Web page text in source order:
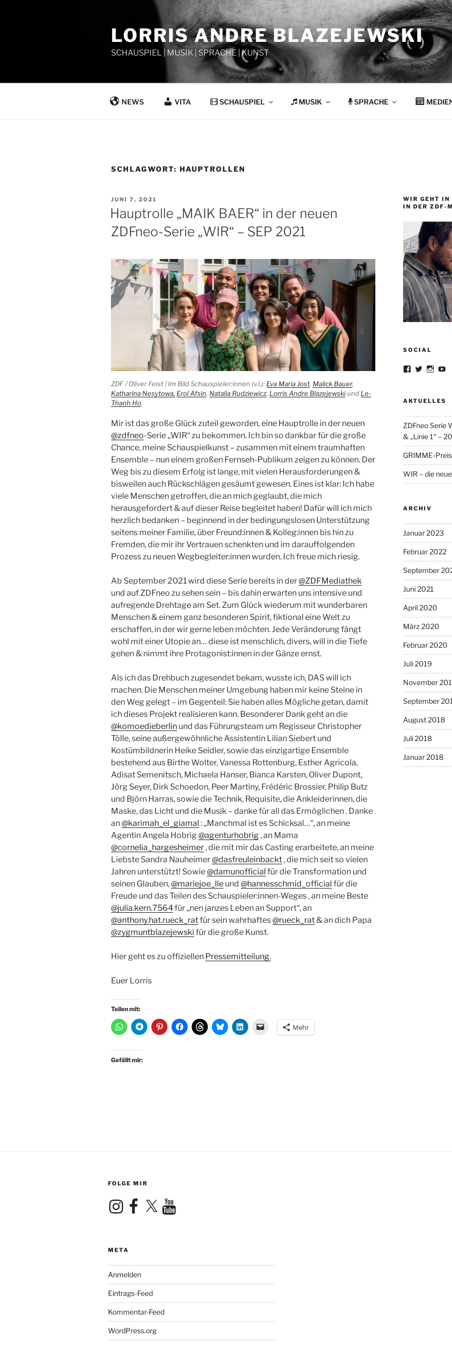
LORRIS ANDRE BLAZEJEWSKI
SCHAUSPIEL | MUSIK | SPRACHE | KUNST
NEWS VITA SCHAUSPIEL MUSIK SPRACHE
SCHLAGWORT: HAUPTROLLEN
VERÖFFENTLICHT
AM
JUNI 7, 2021
Hauptrolle „MAIK BAER“ in der neuen
ZDFneo-Serie „WIR“ – SEP 2021
ZDF / Oliver Feist | Im Bild Schauspieler:innen (v.l.): Eva Maria Jost, Malick Bauer,
Katharina Nesytowa, Erol Afsin, Natalia Rudziewicz, Lorris Andre Blazejewskiund Le-
Thanh Ho.
Mir ist das große Glück zuteil geworden, eine Hauptrolle in der neuen
@zdfneo-Serie „WIR“ zu bekommen. Ich bin so dankbar für die große
Chance, meine Schauspielkunst – zusammen mit einem traumhaften
Ensemble – nun einem großen Fernseh-Publikum zeigen zu können. Der
Weg bis zu diesem Erfolg ist lange, mit vielen Herausforderungen &
bisweilen auch Rückschlägen gesäumt gewesen. Eines ist klar: Ich habe
viele Menschen getroffen, die an mich geglaubt, die mich
herausgefordert & auf dieser Reise begleitet haben! Dafür will ich mich
herzlich bedanken – beginnend in der bedingungslosen Unterstützung
seitens meiner Familie, über Freund:innen & Kolleg:innen bis hin zu
Fremden, die mir ihr Vertrauen schenkten und im darauffolgenden
Prozess zu neuen Wegbegleiter:innen wurden. Ich freue mich riesig.
Ab September 2021 wird diese Serie bereits in der@ZDFMediathek
und auf ZDFneo zu sehen sein – bis dahin erwarten uns intensive und
aufregende Drehtage am Set. Zum Glück wiederum mit wunderbaren
Menschen & einem ganz besonderen Spirit, fiktional eine Welt zu
erschaffen, in der wir gerne leben möchten. Jede Veränderung fängt
wohl mit einer Utopie an… diese ist menschlich, divers, will in die Tiefe
gehen & nimmt ihre Protagonist:innen in der Gänze ernst.
Als ich das Drehbuch zugesendet bekam, wusste ich, DAS will ich
machen. Die Menschen meiner Umgebung haben mir keine Steine in
den Weg gelegt – im Gegenteil: Sie haben alles Mögliche getan, damit
ich dieses Projekt realisieren kann. Besonderer Dank geht an die
@komoedieberlin und das Führungsteam um Regisseur Christopher
Tölle, seine außergewöhnliche Assistentin Lilian Siebert und
Kostümbildnerin Heike Seidler, sowie das einzigartige Ensemble
bestehend aus Birthe Wolter, Vanessa Rottenburg, Esther Agricola,
Adisat Semenitsch, Michaela Hanser, Bianca Karsten, Oliver Dupont,
Jörg Seyer, Dirk Schoedon, Peer Martiny, Frédéric Brossier, Philip Butz
und Björn Harras, sowie die Technik, Requisite, die Ankleiderinnen, die
Maske, das Licht und die Musik – danke für all das Ermöglichen . Danke
an@karimah_el_giamal : „Manchmal ist es Schicksal…“, an meine
Agentin Angela Hobrig @agenturhobrig , an Mama
@cornelia_hargesheimer , die mit mir das Casting erarbeitete, an meine
Liebste Sandra Nauheimer@dasfreuleinbackt , die mich seit so vielen
Jahren unterstützt! Sowie@damunofficial für die Transformation und
seinen Glauben,@mariejoe_lle und @hannesschmid_official für die
Freude und das Teilen des Schauspieler:innen-Weges , an meine Beste
@julia.kern.7564für „nen janzes Leben an Support“, an
@anthony.hat.rueck_ratfür sein wahrhaftes@rueck_rat& an dich Papa
@zygmuntblazejewski für die große Kunst.
Hier geht es zu offiziellen Pressemitteilung.
Euer Lorris
Teilen mit:
Mehr
Gefällt mir:
WIR GEHT
IN DER ZDF-
SOCIAL
Profil
Facebook
Profil
Twitter
Profil
AKTUELLES
ZDFneo Serie
& „Linie 1“ –
GRIMME-
WIR – die
ARCHIV
Januar 2023
Februar 2022
September
Juni 2021
April 2020
März 2020
Februar 2020
Juli 2019
November
September
August 2018
Juli 2018
Januar 2018
FOLGE MIR
InstagramFacebook
X YouTube
META
Anmelden
Eintrags-Feed
Kommentar-Feed
WordPress.org